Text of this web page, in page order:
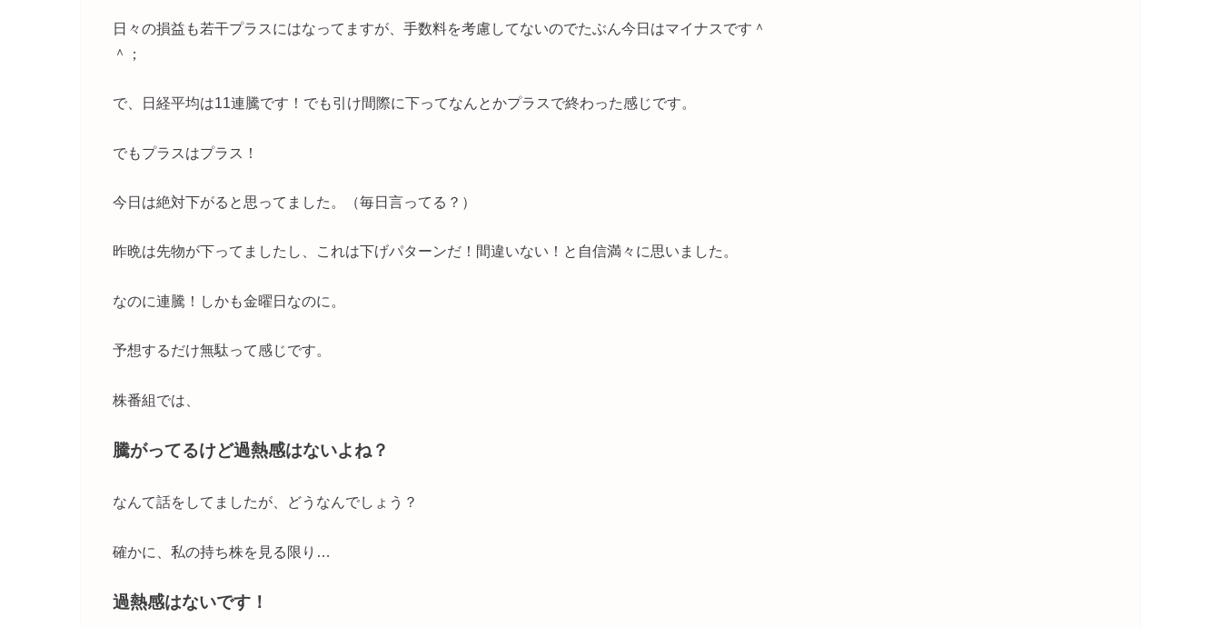
日々の損益も若干プラスにはなってますが、手数料を考慮してないのでたぶん今日はマイナスです＾
＾；
で、日経平均は11連騰です！でも引け間際に下ってなんとかプラスで終わった感じです。
でもプラスはプラス！
今日は絶対下がると思ってました。（毎日言ってる？）
昨晩は先物が下ってましたし、これは下げパターンだ！間違いない！と自信満々に思いました。
なのに連騰！しかも金曜日なのに。
予想するだけ無駄って感じです。
株番組では、
騰がってるけど過熱感はないよね？
なんて話をしてましたが、どうなんでしょう？
確かに、私の持ち株を見る限り…
過熱感はないです！